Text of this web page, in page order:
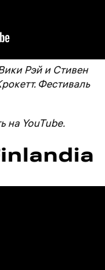
Рэй и Стивен
Фестиваль
на YouTube.